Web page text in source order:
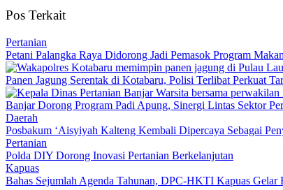
Pos Terkait
Pertanian
Petani Palangka Raya Didorong Jadi Pemasok Program
Panen Jagung Serentak di Kotabaru, Polisi Terlibat Perkuat
Banjar Dorong Program Padi Apung, Sinergi Lintas Sektor
Daerah
Posbakum ‘Aisyiyah Kalteng Kembali Dipercaya Sebagai
Pertanian
Polda DIY Dorong Inovasi Pertanian Berkelanjutan
Kapuas
Bahas Sejumlah Agenda Tahunan, DPC-HKTI Kapuas Gelar